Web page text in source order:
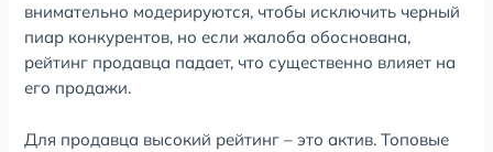
внимательно модерируются, чтобы исключить черный
пиар конкурентов, но если жалоба обоснована,
рейтинг продавца падает, что существенно влияет на
его продажи.
Для продавца высокий рейтинг – это актив. Топовые